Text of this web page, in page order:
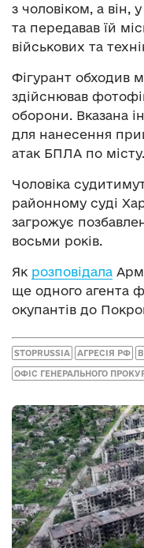
з чоловіком, а він,
та передавав їй
військових та
Фігурант обходив
здійснював
оборони. Вказана
для нанесення
атак БПЛА по місту.
Чоловіка
районному суді
загрожує
восьми років.
Як розповідала
ще одного агента
окупантів до
STOPRUSSIA АГРЕСІЯ РФ
ОФІС ГЕНЕРАЛЬНОГО